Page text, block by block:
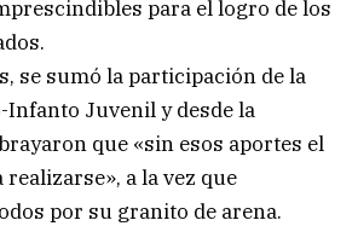
para el logro de los
se sumó la participación de la
Juvenil y desde la
que «sin esos aportes el
a la vez que
por su granito de arena.